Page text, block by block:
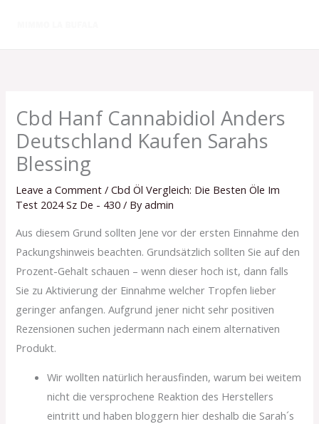
Cbd Hanf Cannabidiol Anders
Deutschland Kaufen Sarahs
Blessing
Leave a Comment /Cbd Öl Vergleich: Die Besten Öle Im
Test 2024 Sz De - 430 / Byadmin
Aus diesem Grund sollten Jene vor der ersten Einnahme den
Packungshinweis beachten. Grundsätzlich sollten Sie auf den
Prozent-Gehalt schauen – wenn dieser hoch ist, dann falls
Sie zu Aktivierung der Einnahme welcher Tropfen lieber
geringer anfangen. Aufgrund jener nicht sehr positiven
Rezensionen suchen jedermann nach einem alternativen
Produkt.
Wir wollten natürlich herausfinden, warum bei weitem
nicht die versprochene Reaktion des Herstellers
eintritt und haben bloggern hier deshalb die Sarah´s